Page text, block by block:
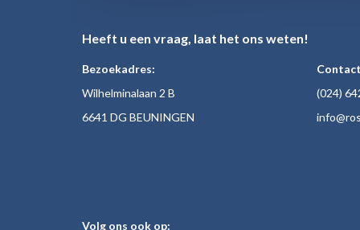
Heeft u een vraag, laat het ons weten!
Bezoekadres:
Wilhelminalaan 2 B
6641 DG BEUNINGEN
(024)
inf
Volg ons ook op: